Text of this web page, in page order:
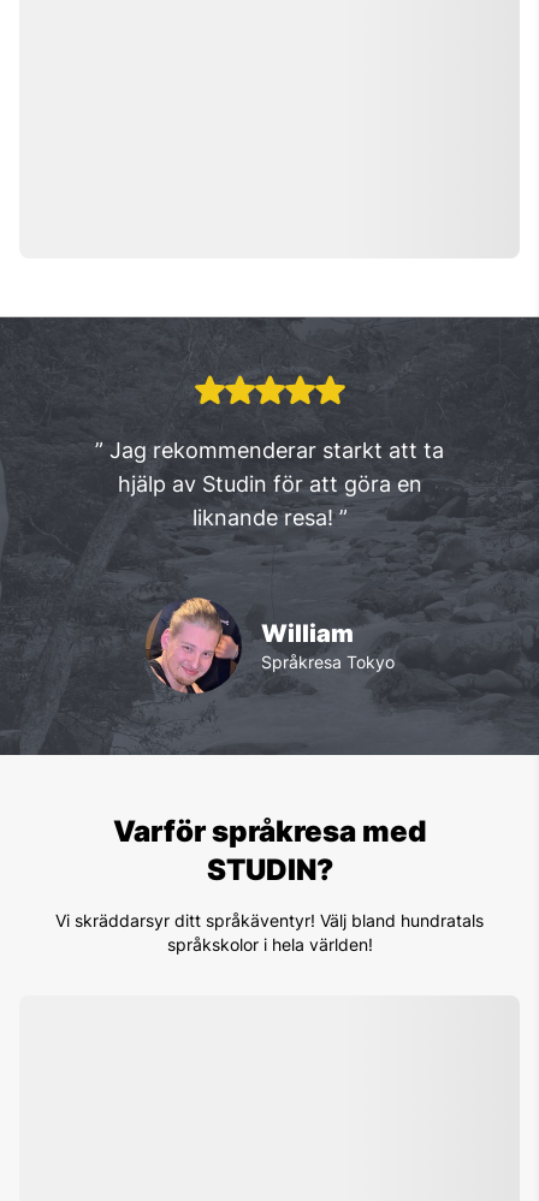
” Jag rekommenderar starkt att ta
hjälp av Studin för att göra en
liknande resa! ”
William
Språkresa Tokyo
Varför språkresa med
STUDIN?
Vi skräddarsyr ditt språkäventyr! Välj bland hundratals
språkskolor i hela världen!